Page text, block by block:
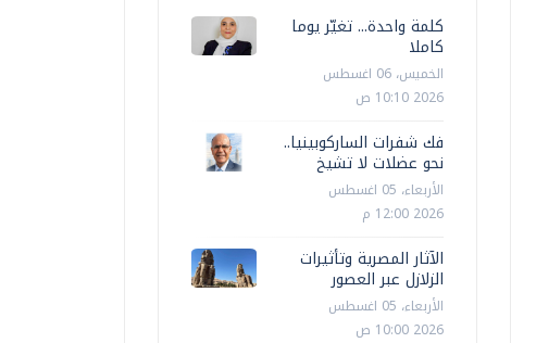
كلمة واحدة... تغيّر يوما
كاملا
الخميس، 06 اغسطس
2026 10:10 ص
فك شفرات الساركوبينيا..
نحو عضلات لا تشيخ
الأربعاء، 05 اغسطس
2026 12:00 م
الآثار المصرية وتأثيرات
الزلازل عبر العصور
الأربعاء، 05 اغسطس
2026 10:00 ص